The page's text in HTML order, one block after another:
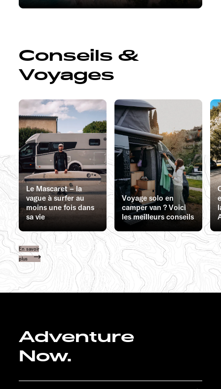
Conseils &
Voyages
Le Mascaret – la
vague à surfer au
moins une fois dans
sa vie
Voyage solo en
camper van ? Voici
les meilleurs conseils
En savoir
plus
Adventure
Now.